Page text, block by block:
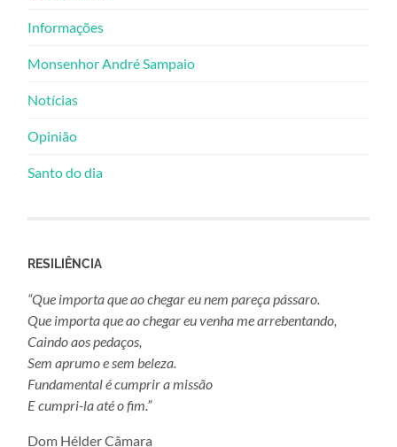
Informações
Monsenhor André Sampaio
Notícias
Opinião
Santo do dia
RESILIÊNCIA
“Que importa que ao chegar eu nem pareça pássaro.
Que importa que ao chegar eu venha me arrebentando,
Caindo aos pedaços,
Sem aprumo e sem beleza.
Fundamental é cumprir a missão
E cumpri-la até o fim.”
Dom Hélder Câmara